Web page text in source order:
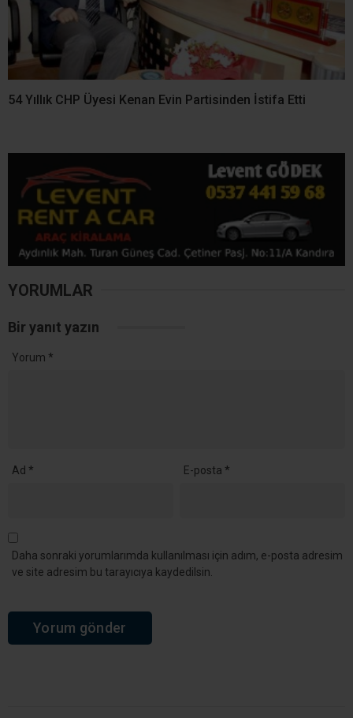
54 Yıllık CHP Üyesi Kenan Evin Partisinden İstifa Etti
YORUMLAR
Bir yanıt yazın
Yorum *
Ad * E-posta *
Daha sonraki yorumlarımda kullanılması için adım, e-posta adresim
ve site adresim bu tarayıcıya kaydedilsin.